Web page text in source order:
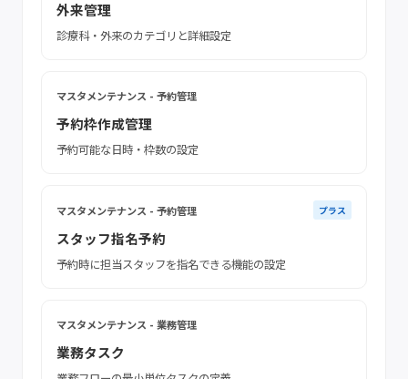
外来管理
診療科・外来のカテゴリと詳細設定
マスタメンテナンス - 予約管理
予約枠作成管理
予約可能な日時・枠数の設定
マスタメンテナンス - 予約管理 プラス
スタッフ指名予約
予約時に担当スタッフを指名できる機能の設定
マスタメンテナンス - 業務管理
業務タスク